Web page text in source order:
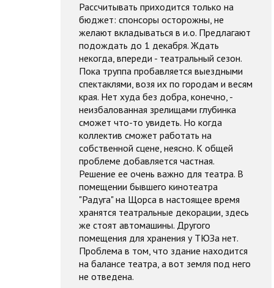
Рассчитывать приходится только на
бюджет: спонсоры осторожны, не
желают вкладываться в и.о. Предлагают
подождать до 1 декабря. Ждать
некогда, впереди - театральный сезон.
Пока труппа пробавляется выездными
спектаклями, возя их по городам и весям
края. Нет худа без добра, конечно, -
неизбалованная зрелищами глубинка
сможет что-то увидеть. Но когда
коллектив сможет работать на
собственной сцене, неясно. К общей
проблеме добавляется частная.
Решение ее очень важно для театра. В
помещении бывшего кинотеатра
"Радуга" на Щорса в настоящее время
хранятся театральные декорации, здесь
же стоят автомашины. Другого
помещения для хранения у ТЮЗа нет.
Проблема в том, что здание находится
на балансе театра, а вот земля под него
не отведена.